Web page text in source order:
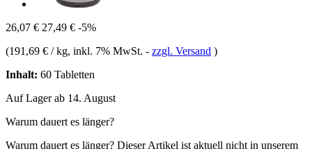
26,07 € 27,49 € -5%
(191,69 € / kg, inkl. 7% MwSt. - zzgl. Versand )
Inhalt: 60 Tabletten
Auf Lager ab 14. August
Warum dauert es länger?
Warum dauert es länger? Dieser Artikel ist aktuell nicht in unserem